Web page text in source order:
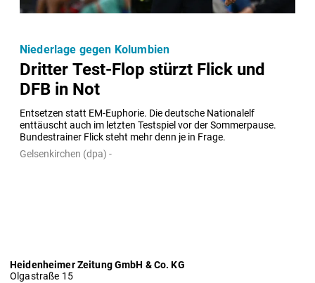
Dritter Test-Flop stürzt Flick und
DFB in Not
Entsetzen statt EM-Euphorie. Die deutsche Nationalelf
enttäuscht auch im letzten Testspiel vor der Sommerpause.
Bundestrainer Flick steht mehr denn je in Frage.
Niederlage gegen Kolumbien
Gelsenkirchen (dpa) -
Heidenheimer Zeitung GmbH & Co. KG
Olgastraße 15